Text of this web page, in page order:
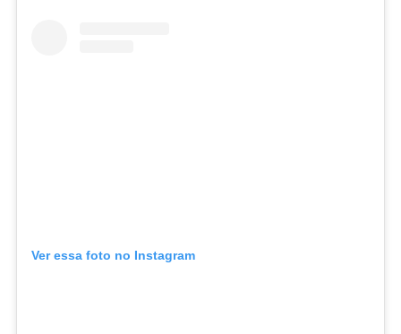
Ver essa foto no Instagram